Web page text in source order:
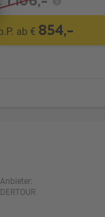
ab € 854,-
Anbieter:
DERTOUR